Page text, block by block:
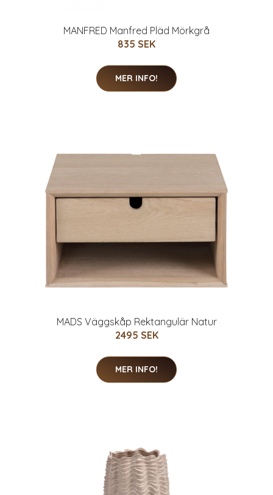
MANFRED Manfred Pläd Mörkgrå
835 SEK
MER INFO!
MADS Väggskåp Rektangulär Natur
2495 SEK
MER INFO!